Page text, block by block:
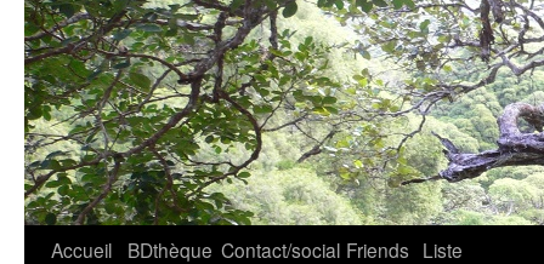
Accueil BDthèque Contact/social Friends Liste